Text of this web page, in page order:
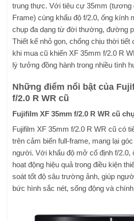
trung thực. Với tiêu cự 35mm (tương
Frame) cùng khẩu độ f/2.0, ống kính
chụp đa dạng từ đời thường, đường
Thiết kế nhỏ gọn, chống chịu thời tiết
khi mua cũ khiến XF 35mm f/2.0 R
lý tưởng đồng hành trong nhiều tình
Những điểm nổi bật của
f/2.0 R WR cũ
Fujifilm XF 35mm f/2.0 R WR cũ
Fujifilm XF 35mm f/2.0 R WR cũ có
trên cảm biến full-frame, mang lại
người. Với khẩu độ mở cố định f/2.0,
hoạt động hiệu quả trong điều kiện
soát tốt độ sâu trường ảnh, giúp
bức hình sắc nét, sống động và